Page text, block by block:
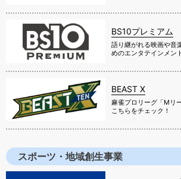
BS10プレミアム
語り継がれる映画や音
めのエンタテインメン
BEAST X
麻雀プロリーグ「Mリ
こちらをチェック！
スポーツ・地域創生事業